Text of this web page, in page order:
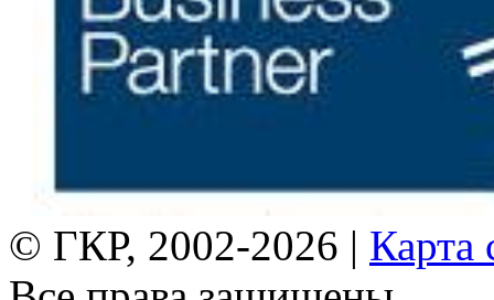
© ГКР, 2002-2026 | Карта